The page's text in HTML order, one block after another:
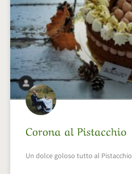
Corona al Pistacchio
Un dolce goloso tutto al Pistacchio